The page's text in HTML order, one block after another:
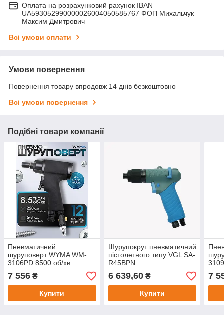
Оплата на розрахунковий рахунок IBAN
UA593052990000026004050585767 ФОП Михальчук
Максим Дмитрович
Всі умови оплати
Умови повернення
Повернення товару впродовж 14 днів безкоштовно
Всі умови повернення
Подібні товари компанії
Пневматичний
шуруповерт WYMA WM-
3106PD 8500 об/хв
7 556 ₴
Купити
Шурупокрут пневматичний
пістолетного типу VGL SA-
R45BPN
6 639,60₴
Купити
7